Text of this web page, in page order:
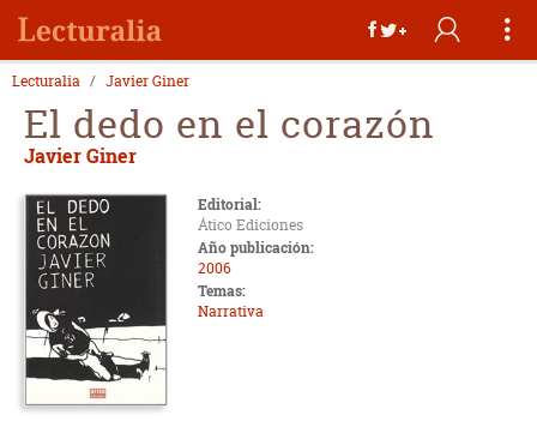
Lecturalia Javier Giner
El dedo en el corazón
Javier Giner
Editorial:
Ático Ediciones
Año publicación:
2006
Temas:
Narrativa